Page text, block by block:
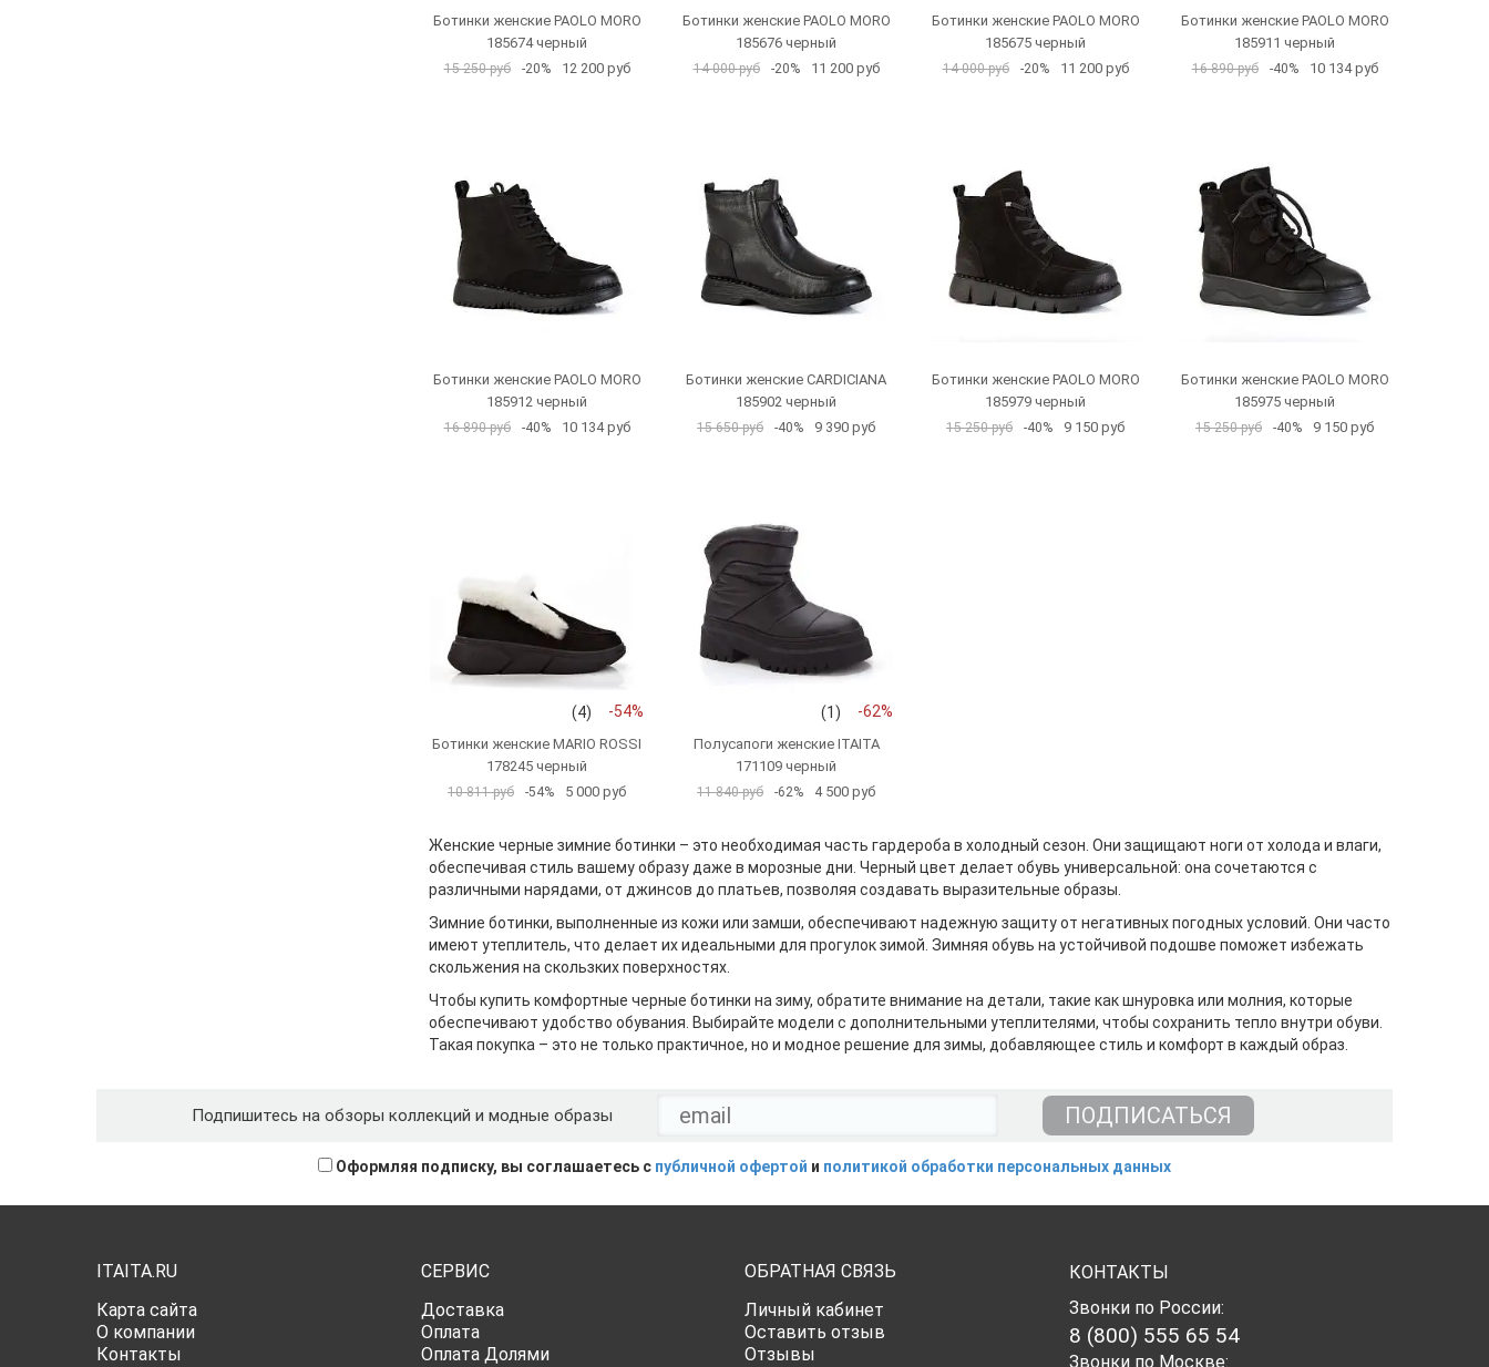
Ботинки женские PAOLO MORO
185674 черный
15 250 руб -20% 12 200 руб
Ботинки женские PAOLO MORO
185676 черный
14 000 руб -20% 11 200 руб
Ботинки женские PAOLO MORO
185675 черный
14 000 руб -20% 11 200 руб
Ботинки женские PAOLO MORO
185911 черный
16 890 руб -40% 10 134 руб
Ботинки женские PAOLO MORO
185912 черный
16 890 руб -40% 10 134 руб
Ботинки женские CARDICIANA
185902 черный
15 650 руб -40% 9 390 руб
Ботинки женские PAOLO MORO
185979 черный
15 250 руб -40% 9 150 руб
Ботинки женские PAOLO MORO
185975 черный
15 250 руб -40% 9 150 руб
(4) -54%
Ботинки женские MARIO ROSSI
178245 черный
10 811 руб -54% 5 000 руб
(1) -62%
Полусапоги женские ITAITA
171109 черный
11 840 руб -62% 4 500 руб
Женские черные зимние ботинки – это необходимая часть гардероба в холодный сезон. Они защищают ноги от холода и влаги,
обеспечивая стиль вашему образу даже в морозные дни. Черный цвет делает обувь универсальной: она сочетаются с
различными нарядами, от джинсов до платьев, позволяя создавать выразительные образы.
Зимние ботинки, выполненные из кожи или замши, обеспечивают надежную защиту от негативных погодных условий. Они часто
имеют утеплитель, что делает их идеальными для прогулок зимой. Зимняя обувь на устойчивой подошве поможет избежать
скольжения на скользких поверхностях.
Чтобы купить комфортные черные ботинки на зиму, обратите внимание на детали, такие как шнуровка или молния, которые
обеспечивают удобство обувания. Выбирайте модели с дополнительными утеплителями, чтобы сохранить тепло внутри обуви.
Такая покупка – это не только практичное, но и модное решение для зимы, добавляющее стиль и комфорт в каждый образ.
Подпишитесь на обзоры коллекций и модные образы
Оформляя подписку, вы соглашаетесь с публичной офертой и политикой обработки персональных данных
ITAITA.RU
Карта сайта
О компании
Контакты
СЕРВИС
Доставка
Оплата
Оплата Долями
ОБРАТНАЯ СВЯЗЬ
Личный кабинет
Оставить отзыв
Отзывы
КОНТАКТЫ
Звонки по России:
8 (800) 555 65 54
Звонки по Москве: